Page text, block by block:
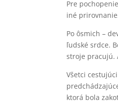
Pre
iné
Po ôsmich –
ľudské srdce.
stroje pracujú.
Všetci
ktorá bola